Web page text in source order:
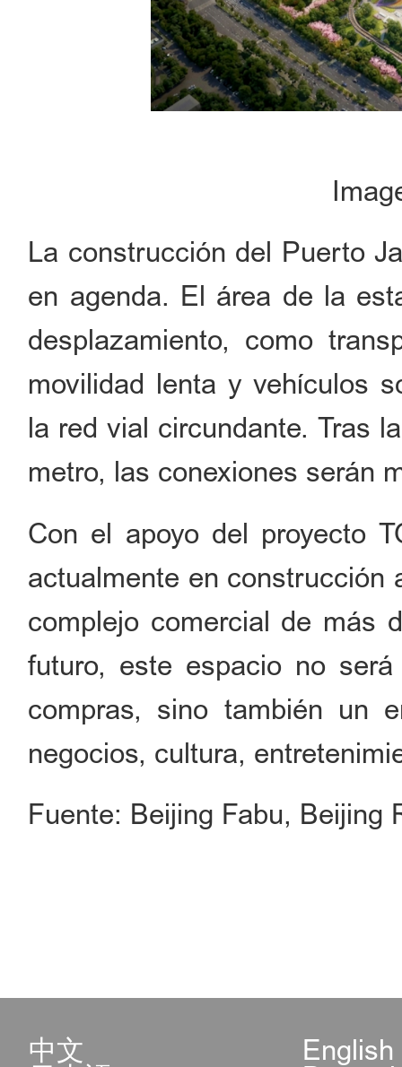
La construcción del Puerto
en agenda. El área de la
desplazamiento, como
movilidad lenta y vehículos
la red vial circundante. Tras
metro, las conexiones serán
Con el apoyo del proyecto
actualmente en construcción
complejo comercial de más
futuro, este espacio no
compras, sino también un
negocios, cultura,
Fuente: Beijing Fabu, Beijing
中文 English